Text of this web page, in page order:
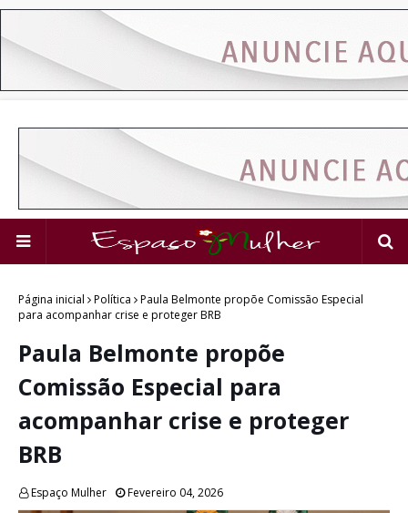
Página inicial Política
Paula Belmonte propõe Comissão Especial
para acompanhar crise e proteger BRB
Paula Belmonte propõe
Comissão Especial para
acompanhar crise e proteger
BRB
Espaço Mulher Fevereiro 04, 2026